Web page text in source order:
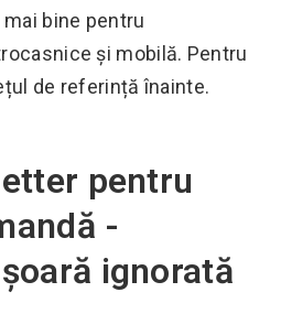
bine pentru
și mobilă. Pentru
de referință înainte.
pentru
-
ignorată